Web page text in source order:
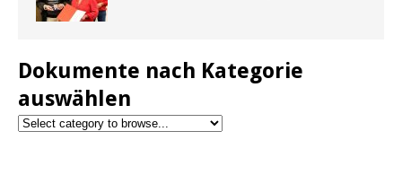
Dokumente nach Kategorie
auswählen